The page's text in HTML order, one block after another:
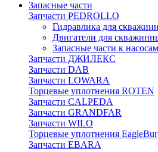
Запасные части
Запчасти PEDROLLO
Гидравлика для
Двигатели для
Запасные части к
Запчасти ДЖИЛЕКС
Запчасти DAB
Запчасти LOWARA
Торцевые уплотнения ROTEN
Запчасти CALPEDA
Запчасти GRANDFAR
Запчасти WILO
Торцевые уплотнения
Запчасти EBARA